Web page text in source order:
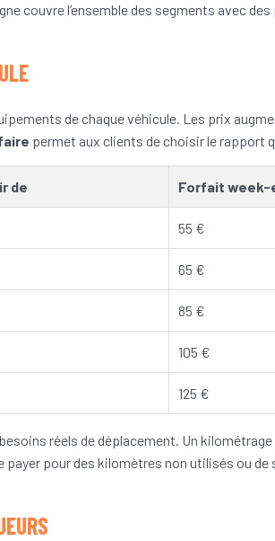
couvre l’ensemble des segments avec
de chaque véhicule. Les prix
permet aux clients de choisir le rapport
de Forfait week-
55 €
65 €
85 €
105 €
125 €
réels de déplacement. Un
payer pour des kilomètres non utilisés ou